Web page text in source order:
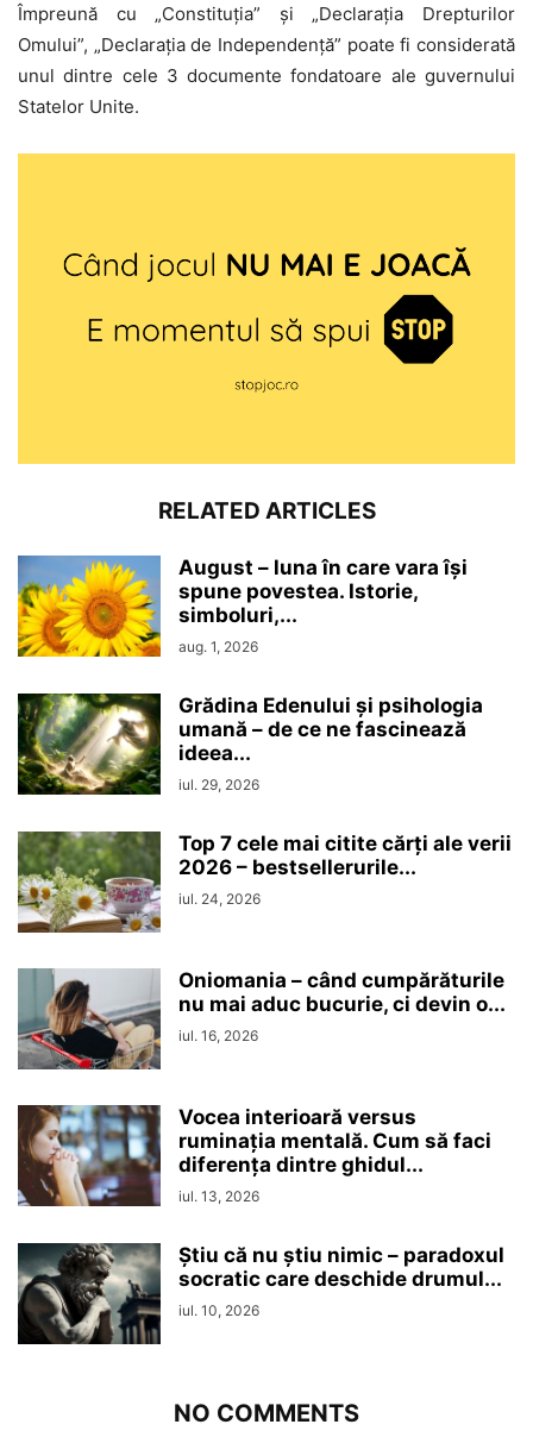
Împreună cu „Constituția” și „Declarația Drepturilor
Omului”, „Declarația de Independență” poate fi considerată
unul dintre cele 3 documente fondatoare ale guvernului
Statelor Unite.
RELATED ARTICLES
August – luna în care vara își
spune povestea. Istorie,
simboluri,...
aug. 1, 2026
Grădina Edenului și psihologia
umană – de ce ne fascinează
ideea...
iul. 29, 2026
Top 7 cele mai citite cărți ale verii
2026 – bestsellerurile...
iul. 24, 2026
Oniomania – când cumpărăturile
nu mai aduc bucurie, ci devin o...
iul. 16, 2026
Vocea interioară versus
ruminaţia mentală. Cum să faci
diferența dintre ghidul...
iul. 13, 2026
Ştiu că nu ştiu nimic – paradoxul
socratic care deschide drumul...
iul. 10, 2026
NO COMMENTS